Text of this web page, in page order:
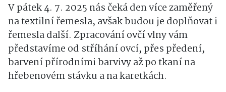
V pátek 4. 7. 2025 nás čeká den více zaměřený
na textilní řemesla, avšak budou je doplňovat i
řemesla další. Zpracování ovčí vlnyvám
představíme od stříhání ovcí, přes předení,
barvení přírodními barvivyaž potkaní na
hřebenovém stávku ana karetkách.